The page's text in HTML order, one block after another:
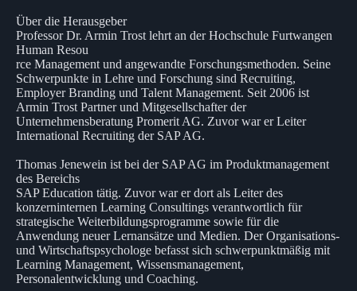
Über die Herausgeber
Professor Dr. Armin Trost lehrt an der Hochschule Furtwangen
Human Resou
rce Management und angewandte Forschungsmethoden. Seine
Schwerpunkte in Lehre und Forschung sind Recruiting,
Employer Branding und Talent Management. Seit 2006 ist
Armin Trost Partner und Mitgesellschafter der
Unternehmensberatung Promerit AG. Zuvor war er Leiter
International Recruiting der SAP AG.
Thomas Jenewein ist bei der SAP AG im Produktmanagement
des Bereichs
SAP Education tätig. Zuvor war er dort als Leiter des
konzerninternen Learning Consultings verantwortlich für
strategische Weiterbildungsprogramme sowie für die
Anwendung neuer Lernansätze und Medien. Der Organisations-
und Wirtschaftspsychologe befasst sich schwerpunktmäßig mit
Learning Management, Wissensmanagement,
Personalentwicklung und Coaching.